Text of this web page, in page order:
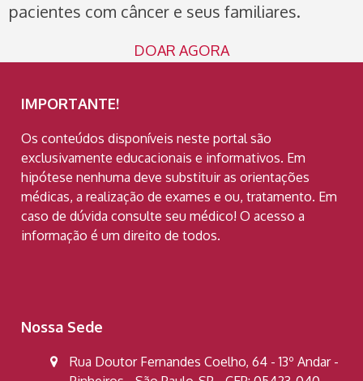
pacientes com câncer e seus familiares.
DOAR AGORA
IMPORTANTE!
Os conteúdos disponíveis neste portal são
exclusivamente educacionais e informativos. Em
hipótese nenhuma deve substituir as orientações
médicas, a realização de exames e ou, tratamento. Em
caso de dúvida consulte seu médico! O acesso a
informação é um direito de todos.
Nossa Sede
Rua Doutor Fernandes Coelho, 64 - 13º Andar -